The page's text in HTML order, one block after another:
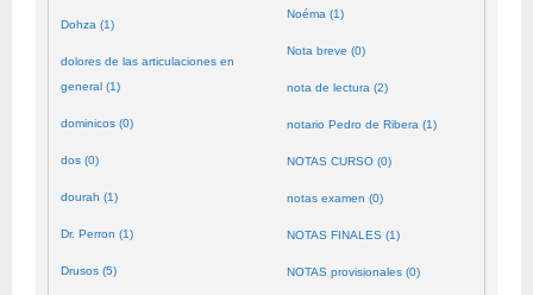
Dohza (1)
dolores de las articulaciones en
general (1)
dominicos (0)
dos (0)
dourah (1)
Dr. Perron (1)
Drusos (5)
Noéma (1)
Nota breve (0)
nota de lectura (2)
notario Pedro de Ribera (1)
NOTAS CURSO (0)
notas examen (0)
NOTAS FINALES (1)
NOTAS provisionales (0)